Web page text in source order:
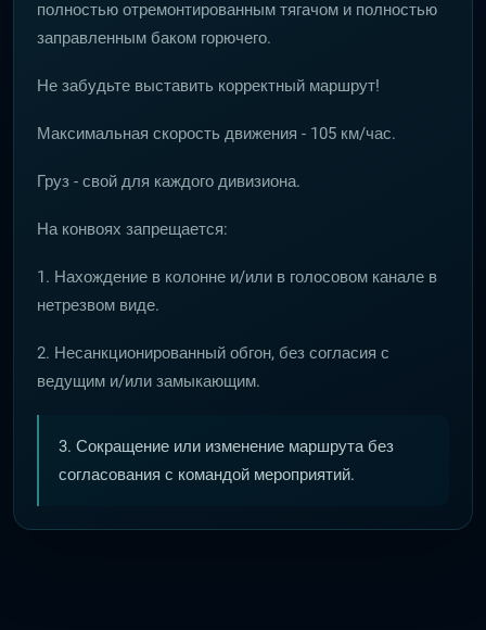
полностью отремонтированным тягачом и полностью
заправленным баком горючего.
Не забудьте выставить корректный маршрут!
Максимальная скорость движения - 105 км/час.
Груз - свой для каждого дивизиона.
На конвоях запрещается:
1. Нахождение в колонне и/или в голосовом канале в
нетрезвом виде.
2. Несанкционированный обгон, без согласия с
ведущим и/или замыкающим.
3. Сокращение или изменение маршрута без
согласования с командой мероприятий.